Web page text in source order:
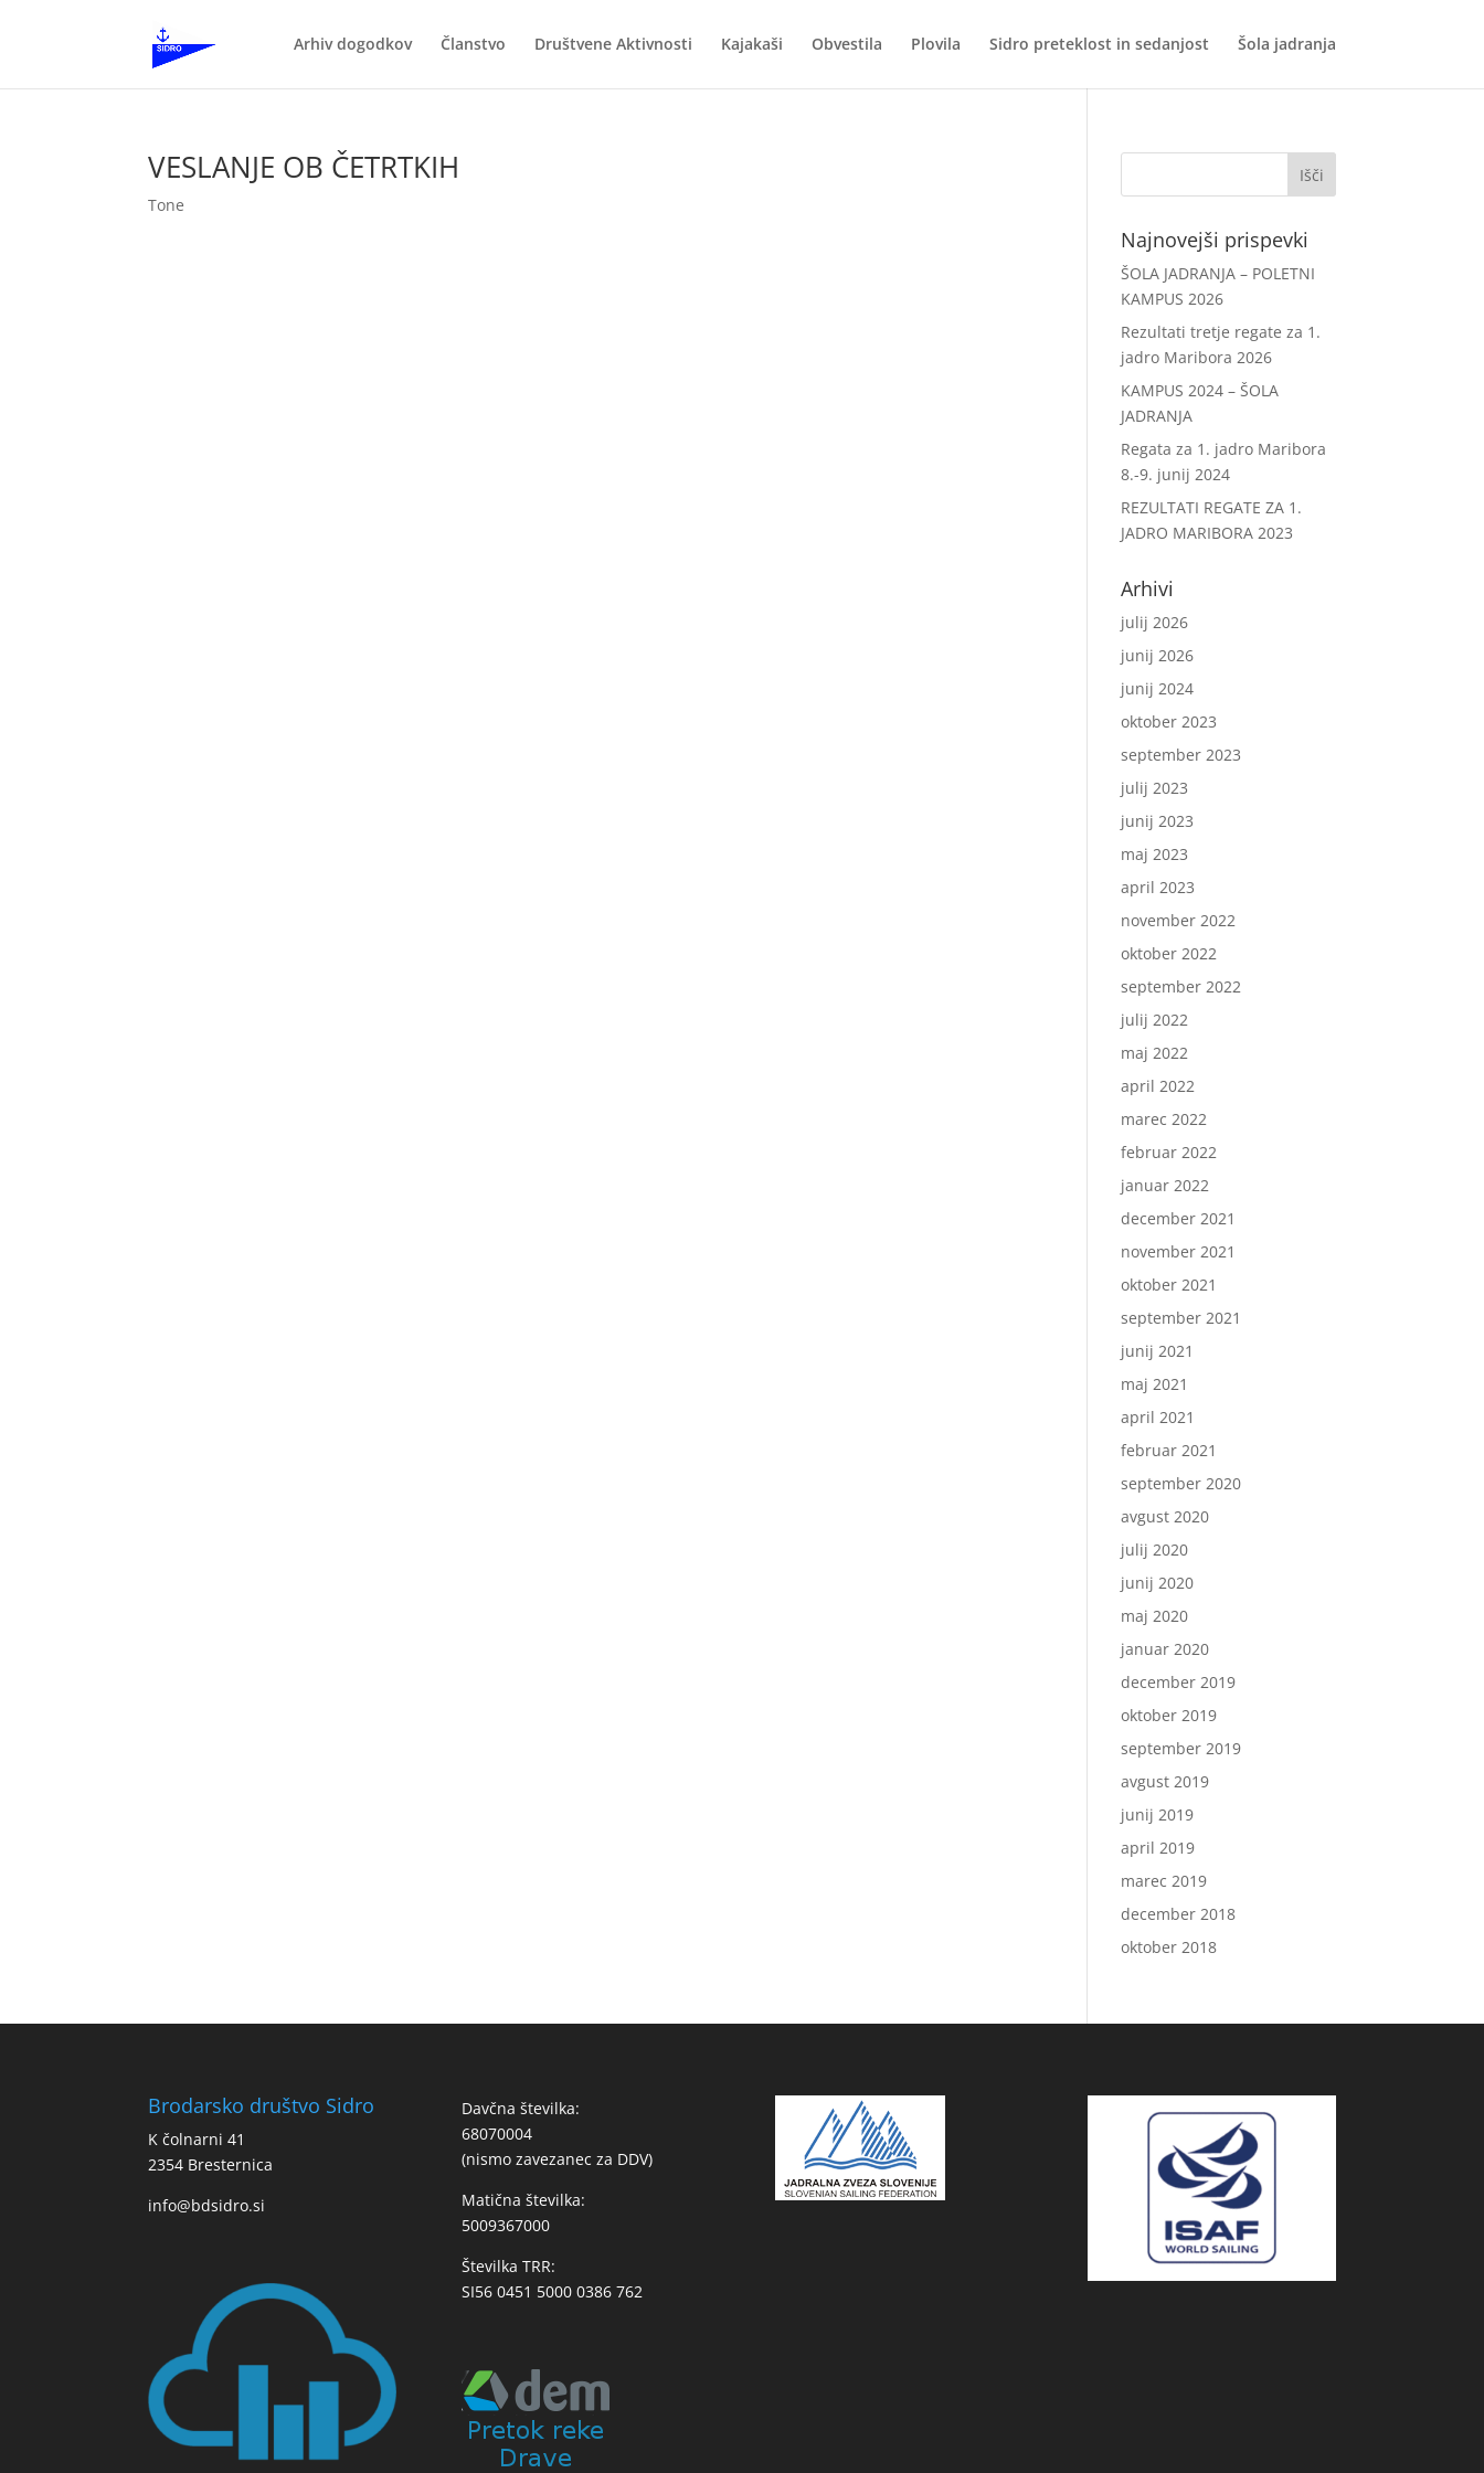
Arhiv dogodkov Članstvo Društvene Aktivnosti Kajakaši Obvestila Plovila Sidro preteklost in sedanjost Šola jadranja
VESLANJE OB ČETRTKIH
Tone
Išči:
Najnovejši prispevki
ŠOLA JADRANJA – POLETNI
KAMPUS 2026
Rezultati tretje regate za 1.
jadro Maribora 2026
KAMPUS 2024 – ŠOLA
JADRANJA
Regata za 1. jadro Maribora
8.-9. junij 2024
REZULTATI REGATE ZA 1.
JADRO MARIBORA 2023
Arhivi
julij 2026
junij 2026
junij 2024
oktober 2023
september 2023
julij 2023
junij 2023
maj 2023
april 2023
november 2022
oktober 2022
september 2022
julij 2022
maj 2022
april 2022
marec 2022
februar 2022
januar 2022
december 2021
november 2021
oktober 2021
september 2021
junij 2021
maj 2021
april 2021
februar 2021
september 2020
avgust 2020
julij 2020
junij 2020
maj 2020
januar 2020
december 2019
oktober 2019
september 2019
avgust 2019
junij 2019
april 2019
marec 2019
december 2018
oktober 2018
Brodarsko društvo Sidro
K čolnarni 41
2354 Bresternica
info@bdsidro.si
Davčna številka:
68070004
(nismo zavezanec za DDV)
Matična številka:
5009367000
Številka TRR:
SI56 0451 5000 0386 762